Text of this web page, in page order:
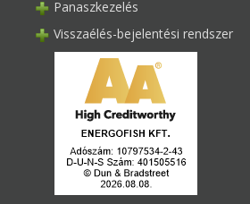
Panaszkezelés
Visszaélés-bejelentési rendszer